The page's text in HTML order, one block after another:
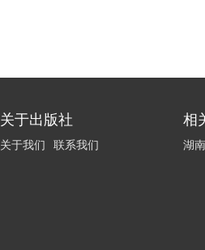
关于出版社
关于我们 联系我们
相
湖